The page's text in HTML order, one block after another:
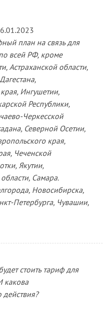
план на связь для
всей РФ, кроме
Астраханской области,
Ингушетии,
Республики,
Черкесской
Северной Осетии,
края,
Чеченской
Якутии,
Самара.
Новосибирска,
Петербурга, Чувашии,
стоить тариф для
какова
действия?